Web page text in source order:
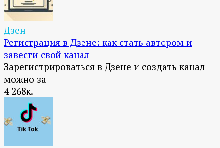
Дзен
Регистрация в Дзене: как стать автором и
завести свой канал
Зарегистрироваться в Дзене и создать канал
можно за
4 268к.